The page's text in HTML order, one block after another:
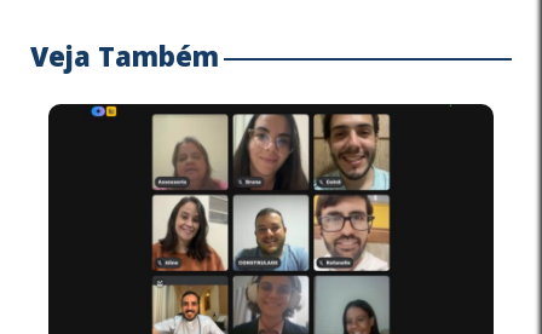
Veja Também